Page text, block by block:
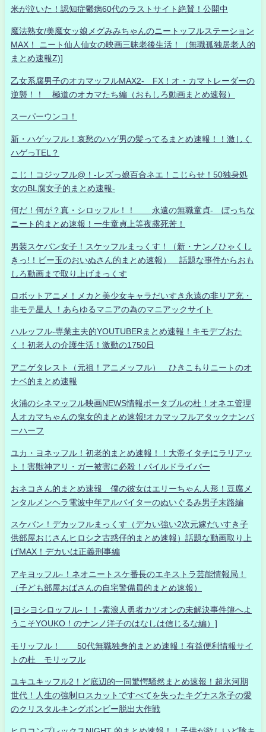
米が泣いた！認知症鬱病60代のラストサイト絶賛！公開中
魔法熟女/美魔女ッ娘メグみみちゃんのニートッフルステーション
MAX！ ニート仙人仙女の映画三昧老後生活！（無職孤独居老人的
まとめ速報Z)]
乙女系腐男子のオカマッフルMAX2- FX！オ・カマトレーダーの
逆襲！！ 極道のオカマたち編（おもしろ動画まとめ速報）
スーパーウンコ！
新・ハゲッフル！哀愁のハゲ男の髪ってるまとめ速報！！激しく
ハゲっTEL？
こじ！コジッフル@！-レズっ娘百合ネエ！こじらせ！50独身処
女のBL腐女子的まとめ速報-
何だ！何が？真・シロッフル！！ 永遠の無職童貞- ぼっちな
ニート的まとめ速報！一生童貞上等夜露死苦！
男装スケバン女子！スケッフルまっくす！（新・ナンノひゃくし
きっ!！ビー玉のおいぬさん的まとめ速報） 話題な事件からおも
しろ動画まで取り上げまっくす
ロボットアニメ！メカと美少女キャラだいすき永遠の非リア充・
非モテ星人 ！あらゆるマニアの為のマニアックサイト
ハルッフル-専業主夫的YOUTUBERまとめ速報！キモデブおた
く！初老人の介護生活！激動の1750日
アニゲタレスト（元祖！アニメッフル） ひきこもりニートのオ
ナベ的まとめ速報
火浦のシネマッフル映画NEWS情報ポータブルの杜！オネエ管理
人オカマちゃんの鬼女的まとめ速報!オカマッフルアタックナンバ
ーハーフ
ユカ・ヨネッフル！初老的まとめ速報！！大帝イタチにラリアッ
ト！害獣神アリ・ガー被害に必殺！パイルドライバー
おネコさん的まとめ速報 僕の彼女はエリーちゃん人形！豆腐メ
ンタルメンヘラ電波中年アルバイターのぬいぐるみ男子末路編
スケバン！デカッフルまっくす（デカい強い2次元嫁だいすき子
供部屋おじさんヒロシ之古惑仔的まとめ速報）話題な動画取り上
げMAX！デカいは正義刑事編
アキヨッフル-！ネオニートスケ番長のエキストラ芸能情報局！
（子ども部屋おばさんの自宅警備員的まとめ速報）
[ヨシヨシロッフル-！！-素浪人勇者カツオンの未解決事件簿へよ
うこそYOUKO！のナンノ洋子のはなしは信じるな編）]
モリッフル！ 50代無職独身的まとめ速報！有益便利情報サイ
トの杜 モリッフル
ユキユキッフル2！ど底辺的一同驚愕騒然まとめ速報！超氷河期
世代！人生の強制ロスカットですべてを失ったキグナス氷子の愛
のクリスタルキングボンビー脱出大作戦